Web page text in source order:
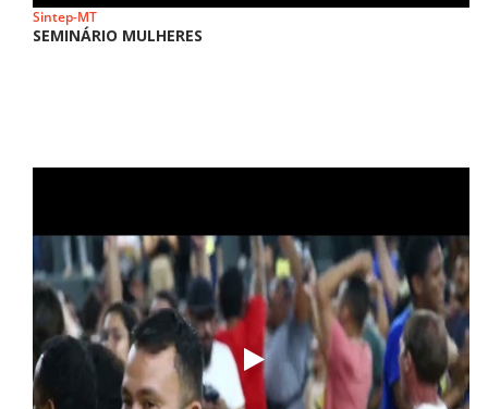
Sintep-MT
SEMINÁRIO MULHERES